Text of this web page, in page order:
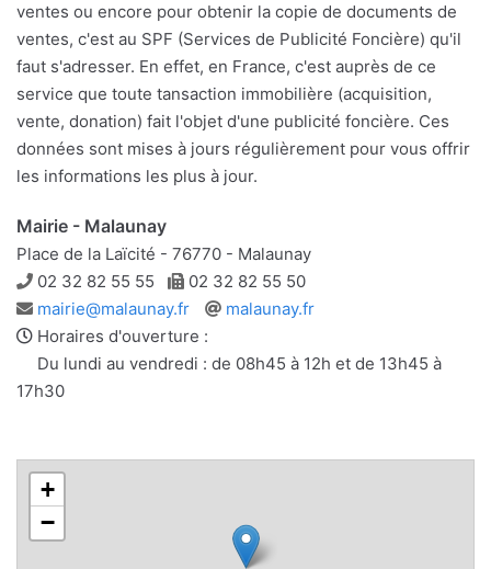
ventes ou encore pour obtenir la copie de documents de
ventes, c'est au SPF (Services de Publicité Foncière) qu'il
faut s'adresser. En effet, en France, c'est auprès de ce
service que toute tansaction immobilière (acquisition,
vente, donation) fait l'objet d'une publicité foncière. Ces
données sont mises à jours régulièrement pour vous offrir
les informations les plus à jour.
Mairie - Malaunay
Place de la Laïcité - 76770 - Malaunay
Téléphone
02 32 82 55 55 Télécopie
02 32 82 55 50
Adresse
e-
mail
mairie@malaunay.fr
Site
malaunay.fr
Horaires d'ouverture :
Du lundi au vendredi : de 08h45 à 12h et de 13h45 à
17h30
+
−